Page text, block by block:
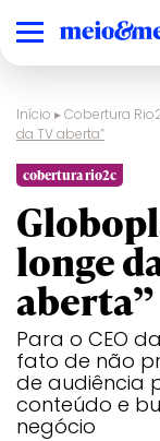
Início ▸Cobertura
da TV aberta”
cobertura rio2c
longe
aberta”
Para o CEO
fato de não
de audiência
conteúdo e
negócio